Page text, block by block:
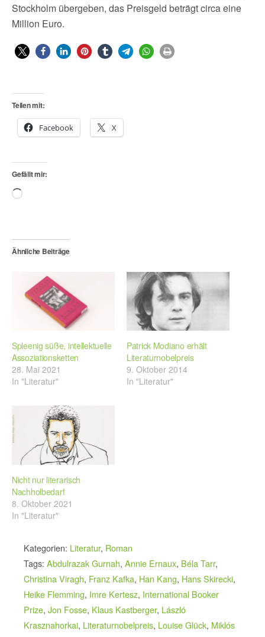
Stockholm übergeben, das Preisgeld beträgt circa eine
Million Euro.
Teilen mit:
Facebook X
Gefällt mir:
Wird
Ähnliche Beiträge
Spleenig süße, intellektuelle
Assoziationsketten
28. Mai 2021
In "Literatur"
Patrick Modiano erhält
Literaturnobelpreis
9. Oktober 2014
In "Literatur"
Nicht nur literarisch
Nachholbedarf
8. Oktober 2021
In "Literatur"
Kategorien: Literatur, Roman
Tags: Abdulrazak Gurnah, Annie Ernaux, Béla Tarr,
Christina Viragh, Franz Kafka, Han Kang, Hans Skirecki,
Heike Flemming, Imre Kertesz, International Booker
Prize, Jon Fosse, Klaus Kastberger, László
Krasznahorkai, Literaturnobelpreis, Louise Glück, Miklós